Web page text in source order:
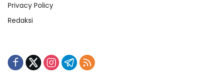
Privacy Policy
Redaksi